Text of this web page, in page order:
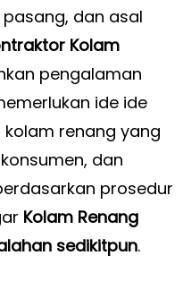
dan asal
Kolam
pengalaman
ide ide
renang yang
dan
prosedur
Kolam Renang
sedikitpun.